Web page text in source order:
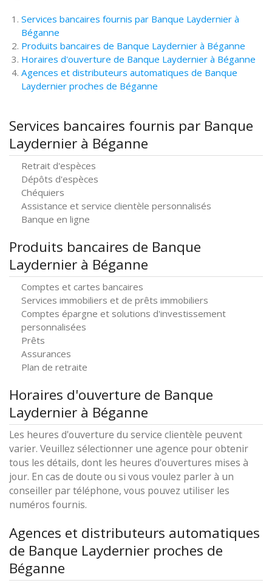
Services bancaires fournis par Banque Laydernier à
Béganne
Produits bancaires de Banque Laydernier à Béganne
Horaires d'ouverture de Banque Laydernier à Béganne
Agences et distributeurs automatiques de Banque
Laydernier proches de Béganne
Services bancaires fournis par Banque
Laydernier à Béganne
Retrait d'espèces
Dépôts d'espèces
Chéquiers
Assistance et service clientèle personnalisés
Banque en ligne
Produits bancaires de Banque
Laydernier à Béganne
Comptes et cartes bancaires
Services immobiliers et de prêts immobiliers
Comptes épargne et solutions d'investissement
personnalisées
Prêts
Assurances
Plan de retraite
Horaires d'ouverture de Banque
Laydernier à Béganne
Les heures d'ouverture du service clientèle peuvent
varier. Veuillez sélectionner une agence pour obtenir
tous les détails, dont les heures d'ouvertures mises à
jour. En cas de doute ou si vous voulez parler à un
conseiller par téléphone, vous pouvez utiliser les
numéros fournis.
Agences et distributeurs automatiques
de Banque Laydernier proches de
Béganne